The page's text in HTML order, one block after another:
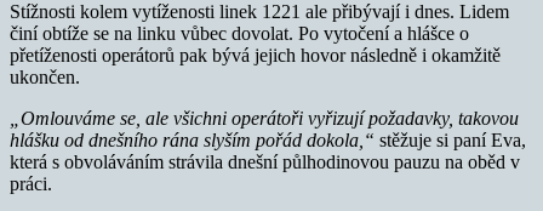
Stížnosti kolem vytíženosti linek 1221 ale přibývají i dnes. Lidem
činí obtíže se na linku vůbec dovolat. Po vytočení a hlášce o
přetíženosti operátorů pak bývá jejich hovor následně i okamžitě
ukončen.
„Omlouváme se, ale všichni operátoři vyřizují požadavky, takovou
hlášku od dnešního rána slyším pořád dokola,“ stěžuje si paní Eva,
která s obvoláváním strávila dnešní půlhodinovou pauzu na oběd v
práci.